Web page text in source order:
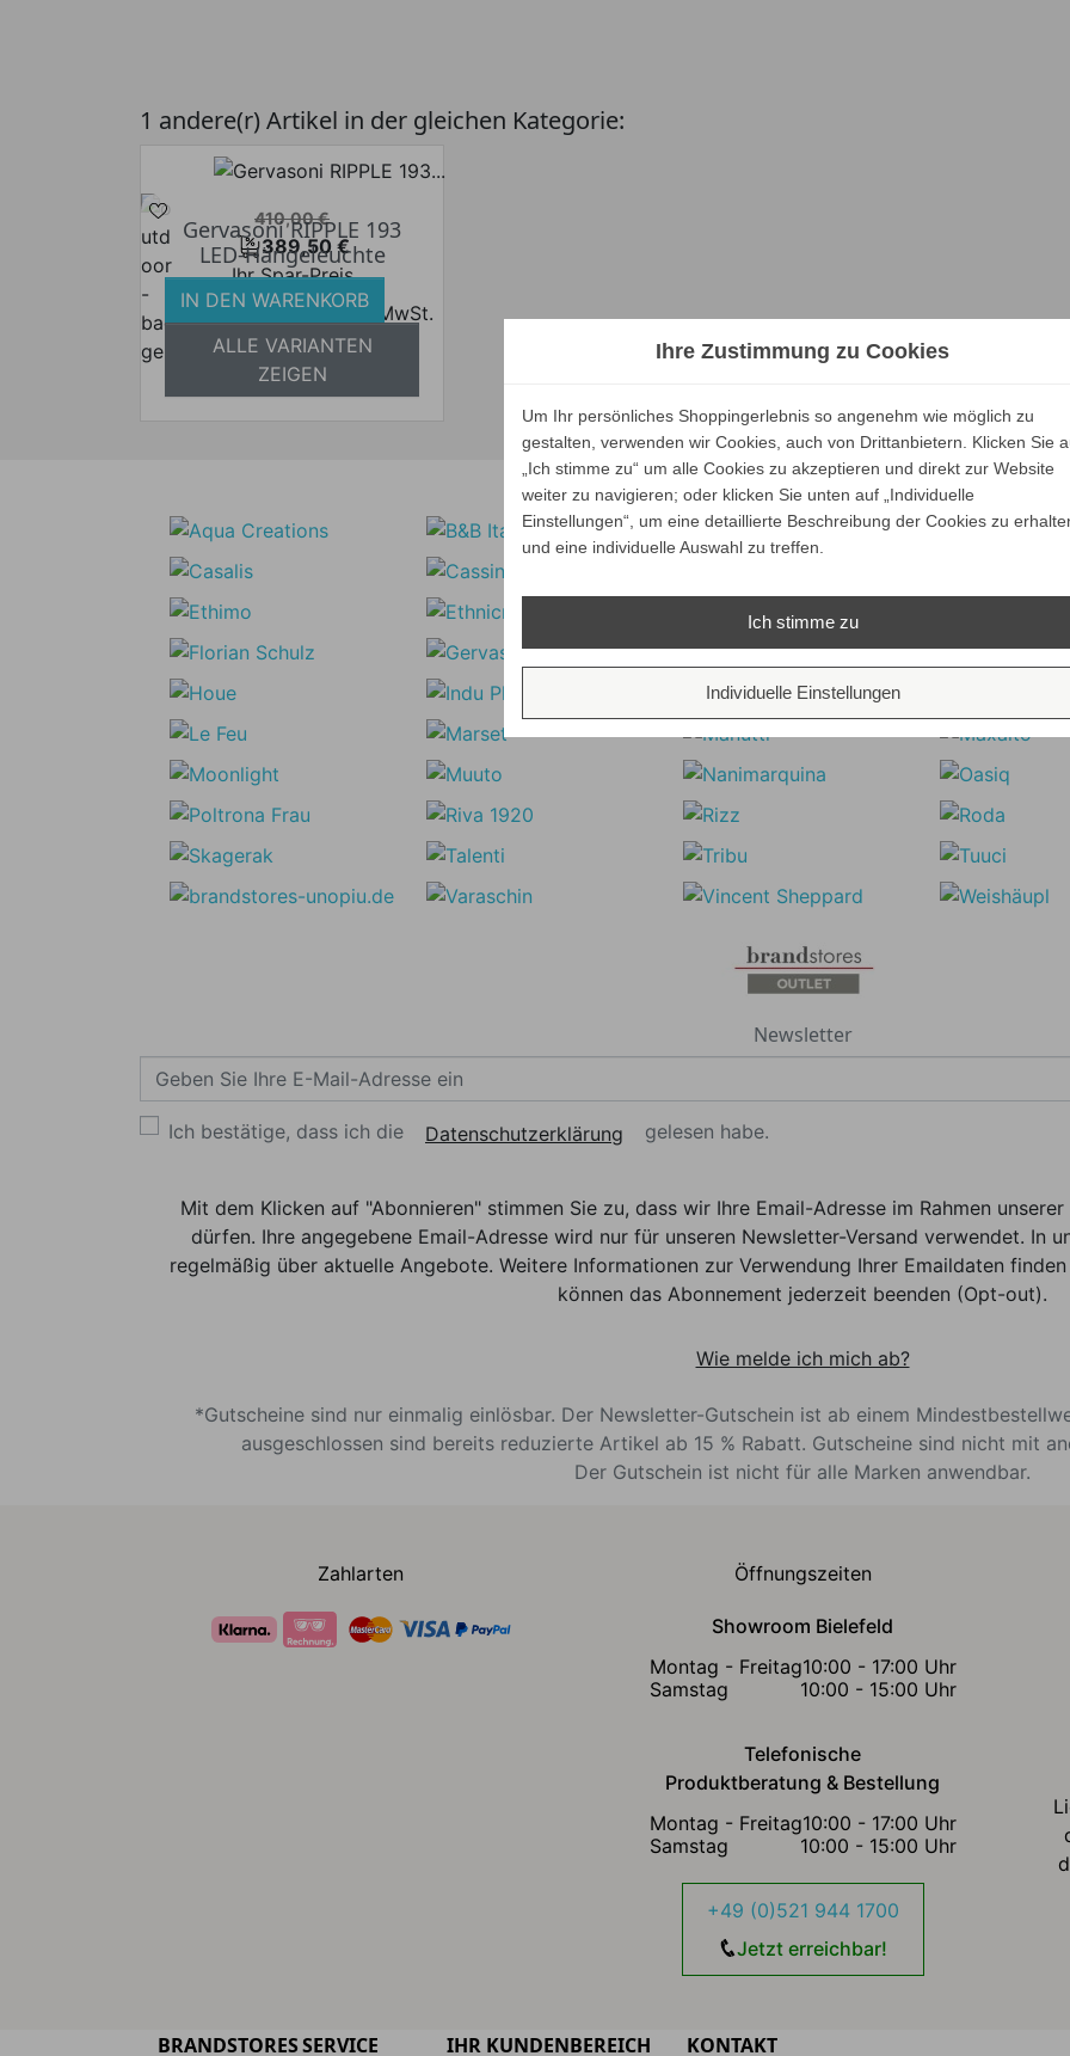
1 andere(r) Artikel in der gleichen Kategorie:
Verkaufspreis
410,00 €
Preis
389,50 €
Ihr Spar-Preis
Preise inkl. ges. MwSt.
absolut versandkostenfrei
Gervasoni RIPPLE 193
LED-Hängeleuchte
IN DEN WARENKORB
ALLE VARIANTEN
ZEIGEN
Unsere Marken
Newsletter
Ich bestätige, dass ich die Datenschutzerklärung gelesen habe.
Mit dem Klicken auf "Abonnieren" stimmen Sie zu, dass wir Ihre Email-Adresse im Rahmen
dürfen. Ihre angegebene Email-Adresse wird nur für unseren Newsletter-Versand verwendet. In
regelmäßig über aktuelle Angebote. Weitere Informationen zur Verwendung Ihrer Emaildaten
können das Abonnement jederzeit beenden (Opt-out).
Wie melde ich mich ab?
*Gutscheine sind nur einmalig einlösbar. Der Newsletter-Gutschein ist ab einem
ausgeschlossen sind bereits reduzierte Artikel ab 15 % Rabatt. Gutscheine sind nicht mit
Der Gutschein ist nicht für alle Marken anwendbar.
Zahlarten Öffnungszeiten
Showroom Bielefeld
Montag - Freitag10:00 - 17:00 Uhr
Samstag
10:00 - 15:00 Uhr
Telefonische
Produktberatung & Bestellung
Montag - Freitag10:00 - 17:00 Uhr
Samstag
10:00 - 15:00 Uhr
+49 (0)521 944 1700
Jetzt erreichbar!
BRANDSTORESSERVICE IHR KUNDENBEREICH KONTAKT
Ihre Zustimmung zu Cookies
Um Ihr persönliches Shoppingerlebnis so angenehm wie möglich zu
gestalten, verwenden wir Cookies, auch von Drittanbietern. Klicken Sie
„Ich stimme zu“ um alle Cookies zu akzeptieren und direkt zur Website
weiter zu navigieren; oder klicken Sie unten auf „Individuelle
Einstellungen“, um eine detaillierte Beschreibung der Cookies zu
und eine individuelle Auswahl zu treffen.
Ich stimme zu
Individuelle Einstellungen